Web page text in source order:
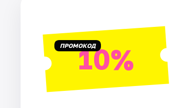
Рейтинги ПРОМОКОД10%